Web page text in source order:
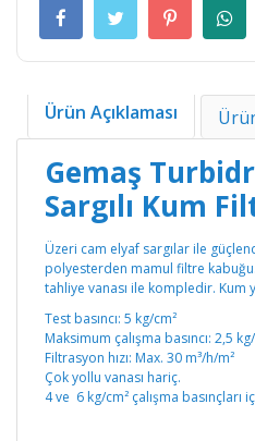
Ürün Açıklaması
Gemaş
Sargılı Kum
Üzeri cam elyaf sargılar ile
polyesterden mamul filtre
tahliye vanası ile kompledir.
Test basıncı: 5 kg/cm²
Maksimum çalışma basıncı: 2,5
Filtrasyon hızı: Max. 30 m³/h/m²
Çok yollu vanası hariç.
4 ve 6 kg/cm² çalışma basınçları